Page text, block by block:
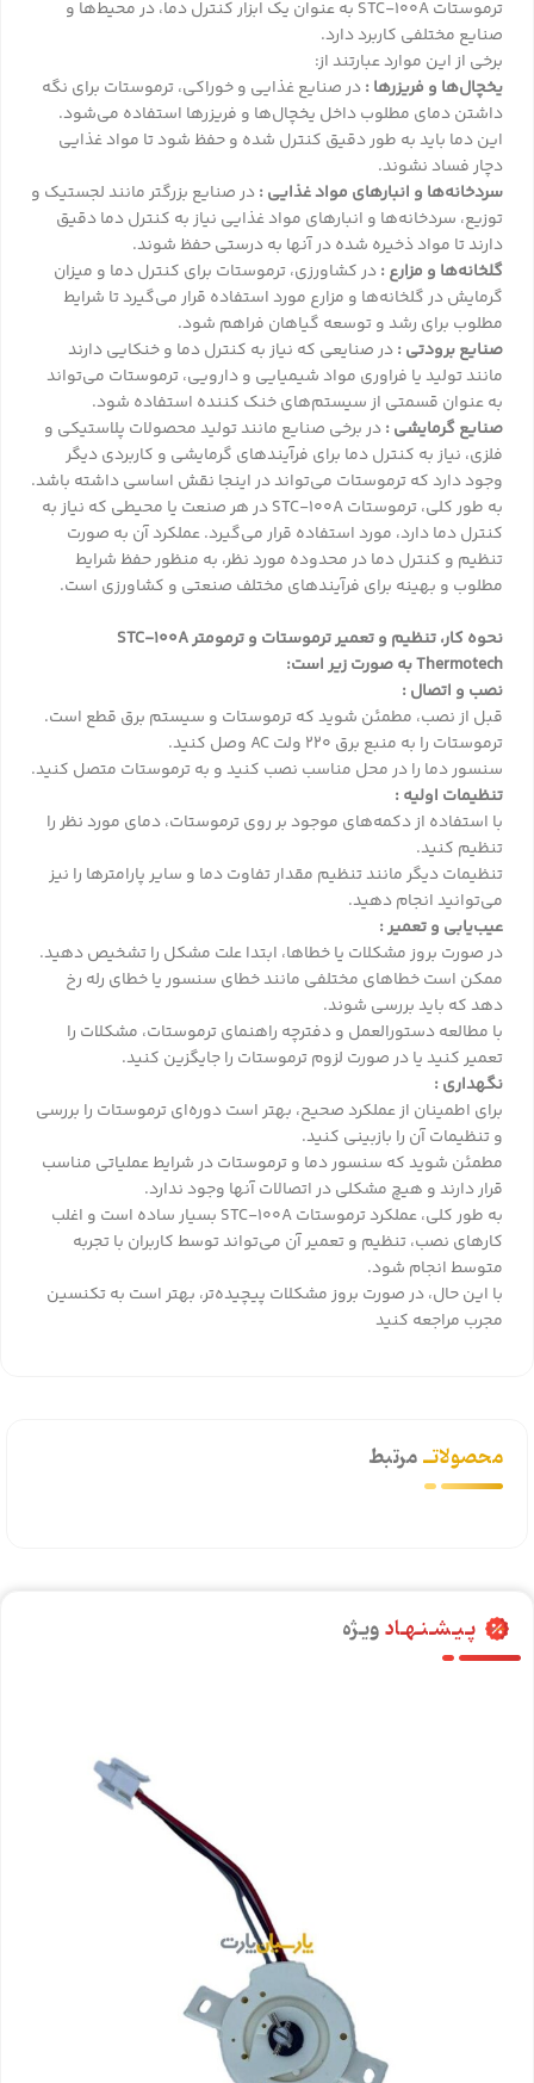
ترموستات STC-100A به عنوان یک ابزار کنترل دما، در محیط‌ها و
صنایع مختلفی کاربرد دارد.
برخی از این موارد عبارتند از:
یخچال‌ها و فریزرها :در صنایع غذایی و خوراکی، ترموستات برای نگه
داشتن دمای مطلوب داخل یخچال‌ها و فریزرها استفاده می‌شود.
این دما باید به طور دقیق کنترل شده و حفظ شود تا مواد غذایی
دچار فساد نشوند.
سردخانه‌ها و انبارهای مواد غذایی :در صنایع بزرگتر مانند لجستیک و
توزیع، سردخانه‌ها و انبارهای مواد غذایی نیاز به کنترل دما دقیق
دارند تا مواد ذخیره شده در آنها به درستی حفظ شوند.
گلخانه‌ها و مزارع :در کشاورزی، ترموستات برای کنترل دما و میزان
گرمایش در گلخانه‌ها و مزارع مورد استفاده قرار می‌گیرد تا شرایط
مطلوب برای رشد و توسعه گیاهان فراهم شود.
صنایع برودتی :در صنایعی که نیاز به کنترل دما و خنکایی دارند
مانند تولید یا فراوری مواد شیمیایی و دارویی، ترموستات می‌تواند
به عنوان قسمتی از سیستم‌های خنک کننده استفاده شود.
صنایع گرمایشی :در برخی صنایع مانند تولید محصولات پلاستیکی و
فلزی، نیاز به کنترل دما برای فرآیندهای گرمایشی و کاربردی دیگر
وجود دارد که ترموستات می‌تواند در اینجا نقش اساسی داشته باشد.
به طور کلی، ترموستات STC-100A در هر صنعت یا محیطی که نیاز به
کنترل دما دارد، مورد استفاده قرار می‌گیرد. عملکرد آن به صورت
تنظیم و کنترل دما در محدوده مورد نظر، به منظور حفظ شرایط
مطلوب و بهینه برای فرآیندهای مختلف صنعتی و کشاورزی است.
نحوه کار، تنظیم و تعمیر ترموستات و ترمومتر STC-100A
Thermotech به صورت زیر است:
نصب و اتصال :
قبل از نصب، مطمئن شوید که ترموستات و سیستم برق قطع است.
ترموستات را به منبع برق 220 ولت AC وصل کنید.
سنسور دما را در محل مناسب نصب کنید و به ترموستات متصل کنید.
تنظیمات اولیه :
با استفاده از دکمه‌های موجود بر روی ترموستات، دمای مورد نظر را
تنظیم کنید.
تنظیمات دیگر مانند تنظیم مقدار تفاوت دما و سایر پارامترها را نیز
می‌توانید انجام دهید.
عیب‌یابی و تعمیر :
در صورت بروز مشکلات یا خطاها، ابتدا علت مشکل را تشخیص دهید.
ممکن است خطاهای مختلفی مانند خطای سنسور یا خطای رله رخ
دهد که باید بررسی شوند.
با مطالعه دستورالعمل و دفترچه راهنمای ترموستات، مشکلات را
تعمیر کنید یا در صورت لزوم ترموستات را جایگزین کنید.
نگهداری :
برای اطمینان از عملکرد صحیح، بهتر است دوره‌ای ترموستات را بررسی
و تنظیمات آن را بازبینی کنید.
مطمئن شوید که سنسور دما و ترموستات در شرایط عملیاتی مناسب
قرار دارند و هیچ مشکلی در اتصالات آنها وجود ندارد.
به طور کلی، عملکرد ترموستات STC-100A بسیار ساده است و اغلب
کارهای نصب، تنظیم و تعمیر آن می‌تواند توسط کاربران با تجربه
متوسط انجام شود.
با این حال، در صورت بروز مشکلات پیچیده‌تر، بهتر است به تکنسین
مجرب مراجعه کنید
محصولاتــمرتبط
پـیـشـنـهـادویـژه